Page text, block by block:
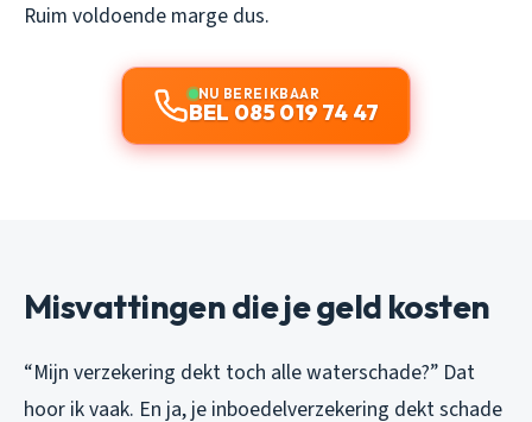
Ruim voldoende marge dus.
NU BEREIKBAAR
BEL 085 019 74 47
Misvattingen die je geld kosten
“Mijn verzekering dekt toch alle waterschade?” Dat
hoor ik vaak. En ja, je inboedelverzekering dekt schade